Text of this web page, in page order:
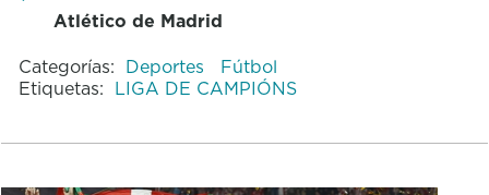
Atlético de Madrid
Categorías: Deportes
Fútbol
Etiquetas: LIGA DE CAMPIÓNS